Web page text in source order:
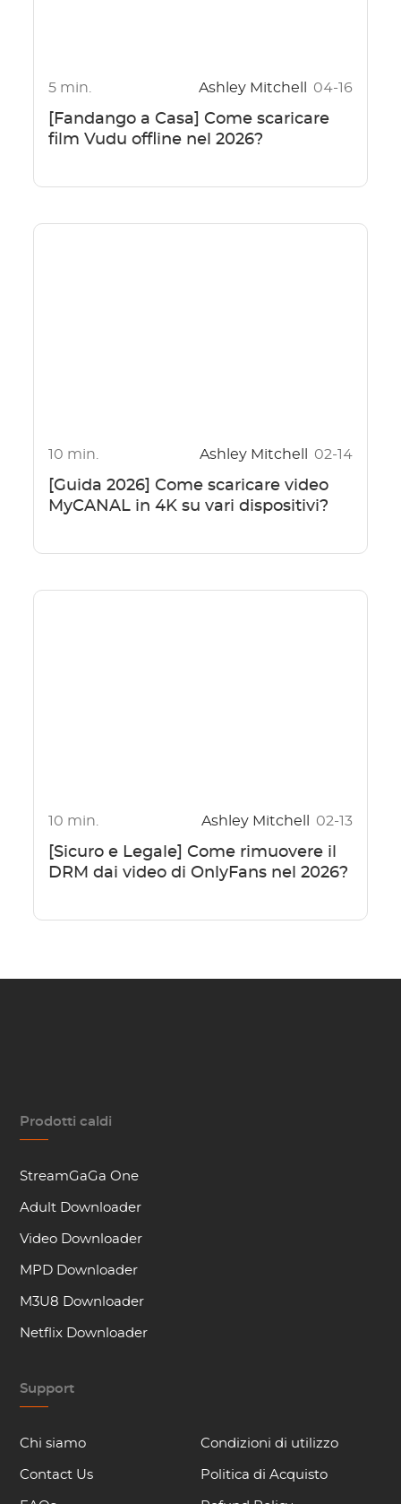
5 min. Ashley Mitchell 04-16
[Fandango a Casa] Come scaricare
film Vudu offline nel 2026?
10 min. Ashley Mitchell 02-14
[Guida 2026] Come scaricare video
MyCANAL in 4K su vari dispositivi?
10 min. Ashley Mitchell 02-13
[Sicuro e Legale] Come rimuovere il
DRM dai video di OnlyFans nel 2026?
Prodotti caldi
StreamGaGa One
Adult Downloader
Video Downloader
MPD Downloader
M3U8 Downloader
Netflix Downloader
Support
Chi siamo
Contact Us
Condizioni di utilizzo
Politica di Acquisto